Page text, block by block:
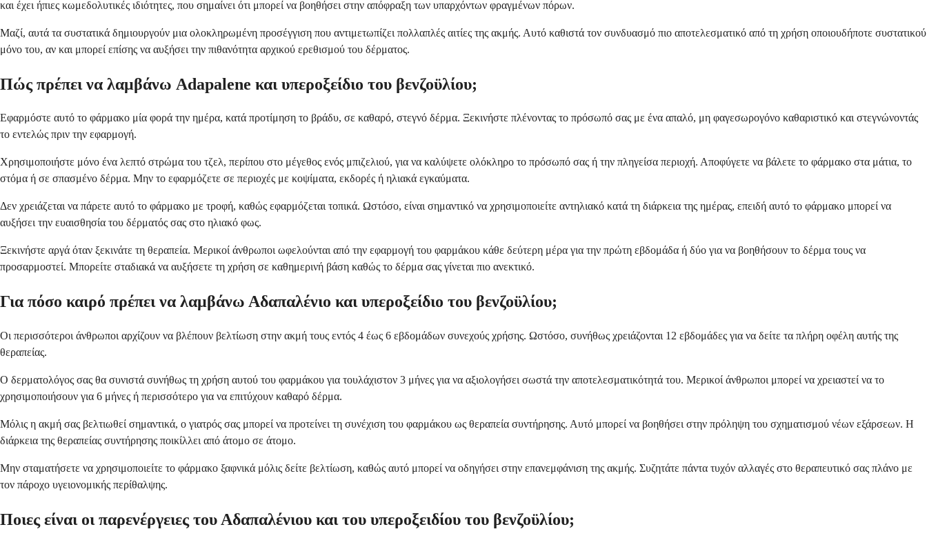
και έχει ήπιες κωμεδολυτικές ιδιότητες, που σημαίνει ότι μπορεί να βοηθήσει στην απόφραξη των υπαρχόντων φραγμένων πόρων.
Μαζί, αυτά τα συστατικά δημιουργούν μια ολοκληρωμένη προσέγγιση που αντιμετωπίζει πολλαπλές αιτίες της ακμής. Αυτό καθιστά τον συνδυασμό πιο αποτελεσματικό από τη χρήση οποιουδήποτε συστατικού
μόνο του, αν και μπορεί επίσης να αυξήσει την πιθανότητα αρχικού ερεθισμού του δέρματος.
Πώς πρέπει να λαμβάνω Adapalene και υπεροξείδιο του βενζοϋλίου;
Εφαρμόστε αυτό το φάρμακο μία φορά την ημέρα, κατά προτίμηση το βράδυ, σε καθαρό, στεγνό δέρμα. Ξεκινήστε πλένοντας το πρόσωπό σας με ένα απαλό, μη φαγεσωρογόνο καθαριστικό και στεγνώνοντάς
το εντελώς πριν την εφαρμογή.
Χρησιμοποιήστε μόνο ένα λεπτό στρώμα του τζελ, περίπου στο μέγεθος ενός μπιζελιού, για να καλύψετε ολόκληρο το πρόσωπό σας ή την πληγείσα περιοχή. Αποφύγετε να βάλετε το φάρμακο στα μάτια, το
στόμα ή σε σπασμένο δέρμα. Μην το εφαρμόζετε σε περιοχές με κοψίματα, εκδορές ή ηλιακά εγκαύματα.
Δεν χρειάζεται να πάρετε αυτό το φάρμακο με τροφή, καθώς εφαρμόζεται τοπικά. Ωστόσο, είναι σημαντικό να χρησιμοποιείτε αντηλιακό κατά τη διάρκεια της ημέρας, επειδή αυτό το φάρμακο μπορεί να
αυξήσει την ευαισθησία του δέρματός σας στο ηλιακό φως.
Ξεκινήστε αργά όταν ξεκινάτε τη θεραπεία. Μερικοί άνθρωποι ωφελούνται από την εφαρμογή του φαρμάκου κάθε δεύτερη μέρα για την πρώτη εβδομάδα ή δύο για να βοηθήσουν το δέρμα τους να
προσαρμοστεί. Μπορείτε σταδιακά να αυξήσετε τη χρήση σε καθημερινή βάση καθώς το δέρμα σας γίνεται πιο ανεκτικό.
Για πόσο καιρό πρέπει να λαμβάνω Αδαπαλένιο και υπεροξείδιο του βενζοϋλίου;
Οι περισσότεροι άνθρωποι αρχίζουν να βλέπουν βελτίωση στην ακμή τους εντός 4 έως 6 εβδομάδων συνεχούς χρήσης. Ωστόσο, συνήθως χρειάζονται 12 εβδομάδες για να δείτε τα πλήρη οφέλη αυτής της
θεραπείας.
Ο δερματολόγος σας θα συνιστά συνήθως τη χρήση αυτού του φαρμάκου για τουλάχιστον 3 μήνες για να αξιολογήσει σωστά την αποτελεσματικότητά του. Μερικοί άνθρωποι μπορεί να χρειαστεί να το
χρησιμοποιήσουν για 6 μήνες ή περισσότερο για να επιτύχουν καθαρό δέρμα.
Μόλις η ακμή σας βελτιωθεί σημαντικά, ο γιατρός σας μπορεί να προτείνει τη συνέχιση του φαρμάκου ως θεραπεία συντήρησης. Αυτό μπορεί να βοηθήσει στην πρόληψη του σχηματισμού νέων εξάρσεων. Η
διάρκεια της θεραπείας συντήρησης ποικίλλει από άτομο σε άτομο.
Μην σταματήσετε να χρησιμοποιείτε το φάρμακο ξαφνικά μόλις δείτε βελτίωση, καθώς αυτό μπορεί να οδηγήσει στην επανεμφάνιση της ακμής. Συζητάτε πάντα τυχόν αλλαγές στο θεραπευτικό σας πλάνο με
τον πάροχο υγειονομικής περίθαλψης.
Ποιες είναι οι παρενέργειες του Αδαπαλένιου και του υπεροξειδίου του βενζοϋλίου;